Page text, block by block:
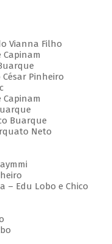
Vianna Filho
Capinam
Pinheiro
Capinam
Buarque
Neto
– Edu Lobo e Chico